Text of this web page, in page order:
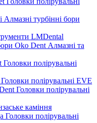
Алмазні турбінні бори
LMDental
Алмазні та
Головки полірувальні
Головки полірувальні EVE
Головки полірувальні
каміння
Головки полірувальні